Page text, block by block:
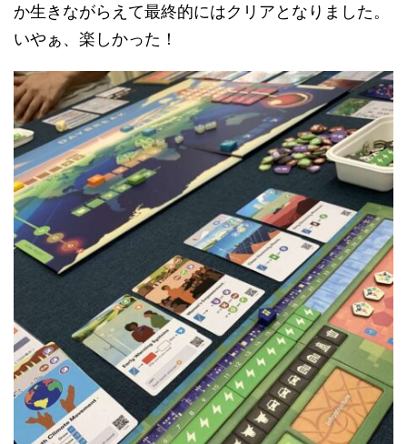
か生きながらえて最終的にはクリアとなりました。
いやぁ、楽しかった！